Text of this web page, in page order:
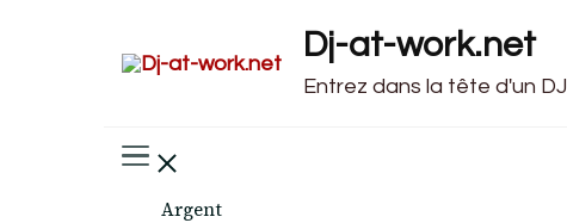
Dj-at-work.net
Entrez dans la tête d'un DJ
Argent